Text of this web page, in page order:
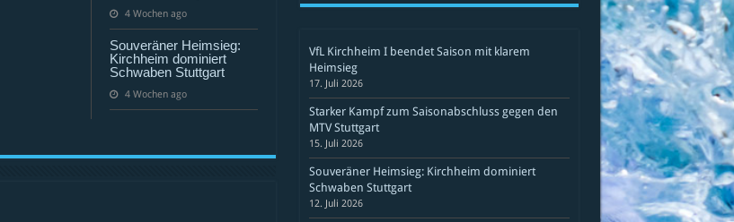
4 Wochen ago
Souveräner Heimsieg:
Kirchheim dominiert
Schwaben Stuttgart
4 Wochen ago
VfL Kirchheim I beendet Saison mit klarem
Heimsieg
17. Juli 2026
Starker Kampf zum Saisonabschluss gegen den
MTV Stuttgart
15. Juli 2026
Souveräner Heimsieg: Kirchheim dominiert
Schwaben Stuttgart
12. Juli 2026